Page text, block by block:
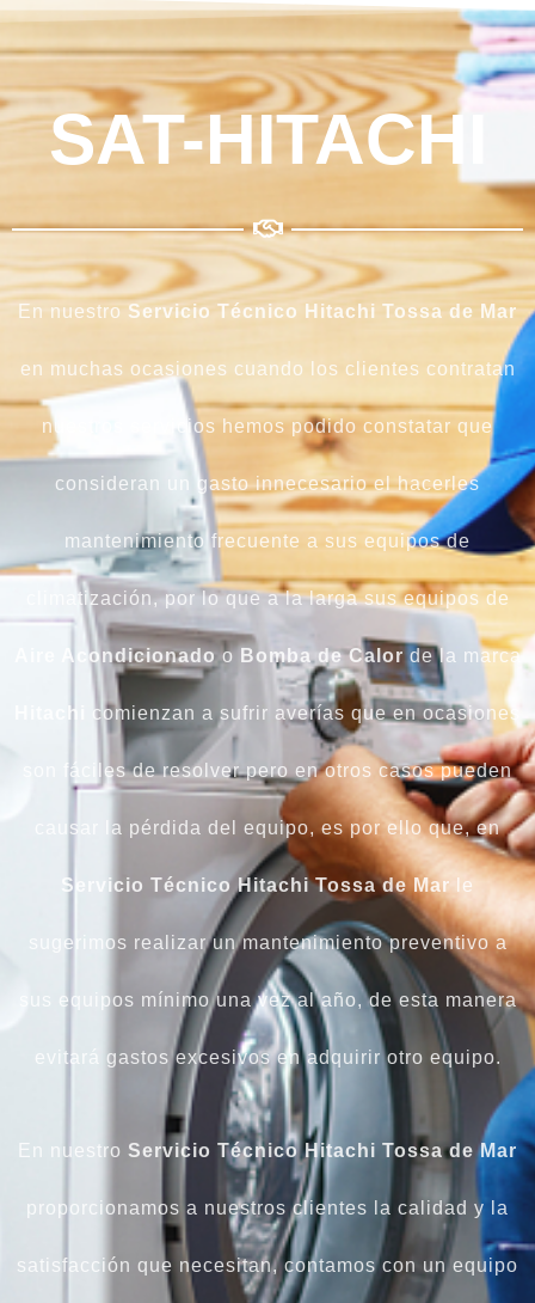
SAT-HITACHI
En nuestro Servicio Técnico Hitachi Tossa de Mar
en muchas ocasiones cuando los clientes contratan
nuestros servicios hemos podido constatar que
consideran un gasto innecesario el hacerles
mantenimiento frecuente a sus equipos de
climatización, por lo que a la larga sus equipos de
Aire Acondicionado o Bomba de Calor de la marca
Hitachi comienzan a sufrir averías que en ocasiones
son fáciles de resolver pero en otros casos pueden
causar la pérdida del equipo, es por ello que, en
Servicio Técnico Hitachi Tossa de Mar le
sugerimos realizar un mantenimiento preventivo a
sus equipos mínimo una vez al año, de esta manera
evitará gastos excesivos en adquirir otro equipo.
En nuestro Servicio Técnico Hitachi Tossa de Mar
proporcionamos a nuestros clientes la calidad y la
satisfacción que necesitan, contamos con un equipo